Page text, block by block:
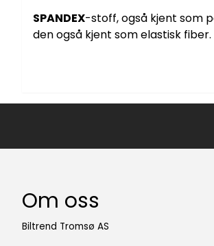
SPANDEX-stoff, også kjent som
den også kjent som elastisk
Om oss
Biltrend Tromsø AS